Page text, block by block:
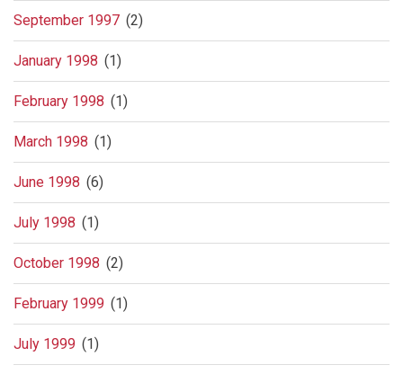
September 1997 (2)
January 1998 (1)
February 1998 (1)
March 1998 (1)
June 1998 (6)
July 1998 (1)
October 1998 (2)
February 1999 (1)
July 1999 (1)